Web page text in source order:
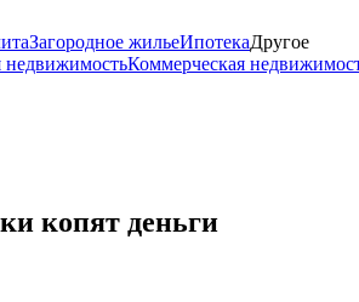
Загородное жильеИпотекаДругое
недвижимостьКоммерческая
копят деньги